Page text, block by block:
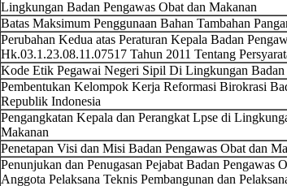
Lingkungan Badan Pengawas Obat dan Makanan
Batas Maksimum Penggunaan Bahan Tambahan
Perubahan Kedua atas Peraturan Kepala Badan
Hk.03.1.23.08.11.07517 Tahun 2011 Tentang
Kode Etik Pegawai Negeri Sipil Di Lingkungan Badan
Pembentukan Kelompok Kerja Reformasi Birokrasi
Republik Indonesia
Pengangkatan Kepala dan Perangkat Lpse di
Makanan
Penetapan Visi dan Misi Badan Pengawas Obat dan
Penunjukan dan Penugasan Pejabat Badan Pengawas
Anggota Pelaksana Teknis Pembangunan dan